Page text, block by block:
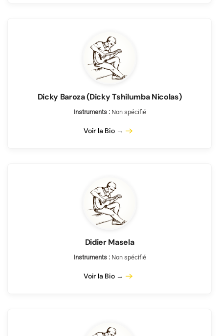
Dicky Baroza (Dicky Tshilumba Nicolas)
Instruments :Non spécifié
Voir la Bio →
Didier Masela
Instruments :Non spécifié
Voir la Bio →